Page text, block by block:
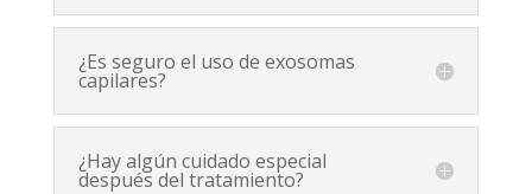
¿Es seguro el uso de exosomas
capilares?
¿Hay algún cuidado especial
después del tratamiento?